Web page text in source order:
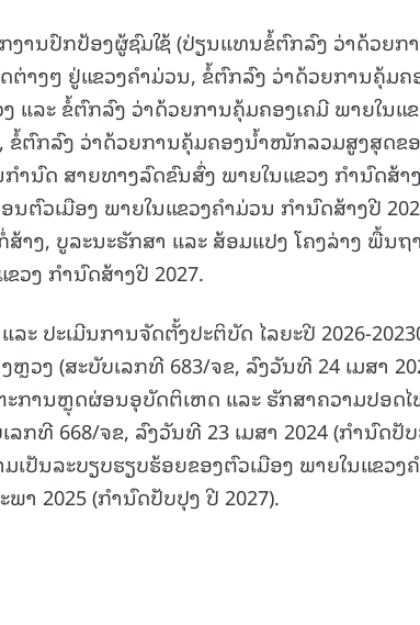
ງານປົກປ້ອງຜູ້ຊົມໃຊ້ (ປ່ຽນແທນຂໍ້ຕົກລົງ ວ່າດ້ວຍກ
ຕ່າງໆ ຢູ່ແຂວງຄໍາມ່ວນ, ຂໍ້ຕົກລົງ ວ່າດ້ວຍການຄຸ້ມຄ
ແລະ ຂໍ້ຕົກລົງ ວ່າດ້ວຍການຄຸ້ມຄອງເຄມີ ພາຍໃນແ
ຂໍ້ຕົກລົງ ວ່າດ້ວຍການຄຸ້ມຄອງນໍ້າໜັກລວມສູງສຸດຂ
ນົດ ສາຍທາງລົດຂົນສົ່ງ ພາຍໃນແຂວງ ກໍານົດສ້າ
ຕົວເມືອງ ພາຍໃນແຂວງຄໍາມ່ວນ ກໍານົດສ້າງປີ
າງ, ບູລະນະຮັກສາ ແລະ ສ້ອມແປງ ໂຄງລ່າງ ພື້ນຖ
ວງ ກຳນົດສ້າງປີ 2027.
ະ ປະເມີນການຈັດຕັ້ງປະຕິບັດ ໄລຍະປີ 2026-
ວງ (ສະບັບເລກທີ 683/ຈຂ, ລົງວັນທີ 24 ເມສາ
ະການຫຼຸດຜ່ອນອຸບັດຕິເຫດ ແລະ ຮັກສາຄວາມປອດ
ທີ 668/ຈຂ, ລົງວັນທີ 23 ເມສາ 2024 (ກໍານົດປັ
ປັນລະບຽບຮຽບຮ້ອຍຂອງຕົວເມືອງ ພາຍໃນແຂວງ
າ 2025 (ກໍານົດປັບປຸງ ປີ 2027).